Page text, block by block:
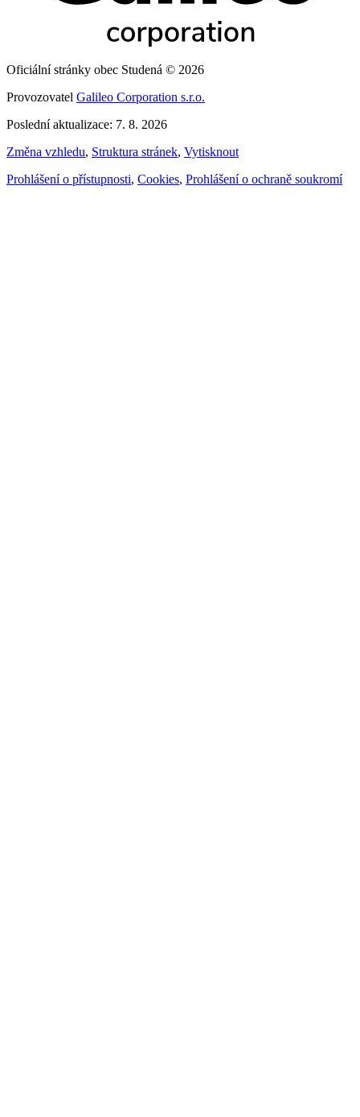
Oficiální stránky obec Studená © 2026
Provozovatel Galileo Corporation s.r.o.
Poslední aktualizace: 7. 8. 2026
Změna vzhledu, Struktura stránek, Vytisknout
Prohlášení o přístupnosti, Cookies, Prohlášení o ochraně soukromí